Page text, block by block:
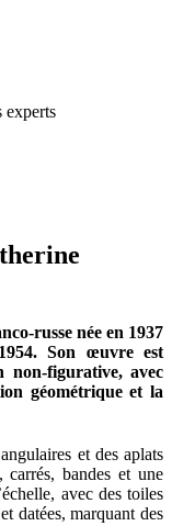
experts
russe née en 1937
Son œuvre est
non-figurative, avec
géométrique et la
et des aplats
carrés, bandes et une
avec des toiles
datées, marquant des